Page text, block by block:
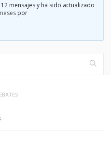
mensajes y ha sido actualizado
por